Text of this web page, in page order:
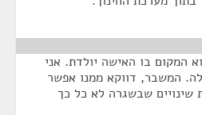
המקום בו האישה יולדת. אני
המשבר, דווקא ממנו אפשר
שינויים שבשגרה לא כל כך